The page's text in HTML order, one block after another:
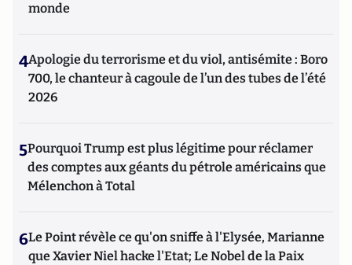
monde
4Apologie du terrorisme et du viol, antisémite : Boro
700, le chanteur à cagoule de l’un des tubes de l’été
2026
5Pourquoi Trump est plus légitime pour réclamer
des comptes aux géants du pétrole américains que
Mélenchon à Total
6Le Point révèle ce qu'on sniffe à l'Elysée, Marianne
que Xavier Niel hacke l'Etat; Le Nobel de la Paix